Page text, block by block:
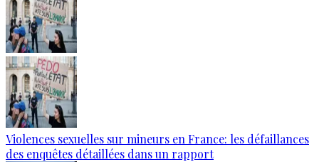
Violences sexuelles sur mineurs en France: les défaillances
des enquêtes détaillées dans un rapport